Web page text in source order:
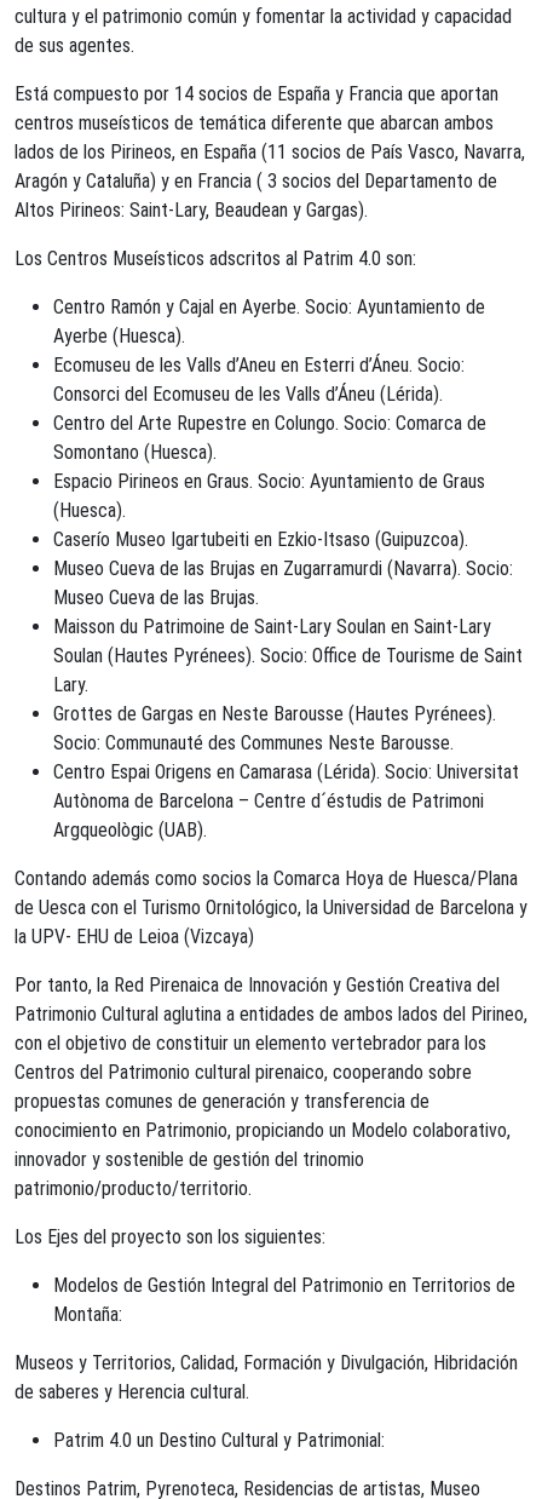
cultura y el patrimonio común y fomentar la actividad y capacidad
de sus agentes.
Está compuesto por 14 socios de España y Francia que aportan
centros museísticos de temática diferente que abarcan ambos
lados de los Pirineos, en España (11 socios de País Vasco, Navarra,
Aragón y Cataluña) y en Francia ( 3 socios del Departamento de
Altos Pirineos: Saint-Lary, Beaudean y Gargas).
Los Centros Museísticos adscritos al Patrim 4.0 son:
Centro Ramón y Cajal en Ayerbe. Socio: Ayuntamiento de
Ayerbe (Huesca).
Ecomuseu de les Valls d’Aneu en Esterri d’Áneu. Socio:
Consorci del Ecomuseu de les Valls d’Áneu (Lérida).
Centro del Arte Rupestre en Colungo. Socio: Comarca de
Somontano (Huesca).
Espacio Pirineos en Graus. Socio: Ayuntamiento de Graus
(Huesca).
Caserío Museo Igartubeiti en Ezkio-Itsaso (Guipuzcoa).
Museo Cueva de las Brujas en Zugarramurdi (Navarra). Socio:
Museo Cueva de las Brujas.
Maisson du Patrimoine de Saint-Lary Soulan en Saint-Lary
Soulan (Hautes Pyrénees). Socio: Office de Tourisme de Saint
Lary.
Grottes de Gargas en Neste Barousse (Hautes Pyrénees).
Socio: Communauté des Communes Neste Barousse.
Centro Espai Origens en Camarasa (Lérida). Socio: Universitat
Autònoma de Barcelona – Centre d´éstudis de Patrimoni
Argqueològic (UAB).
Contando además como socios la Comarca Hoya de Huesca/Plana
de Uesca con el Turismo Ornitológico, la Universidad de Barcelona y
la UPV- EHU de Leioa (Vizcaya)
Por tanto, la Red Pirenaica de Innovación y Gestión Creativa del
Patrimonio Cultural aglutina a entidades de ambos lados del Pirineo,
con el objetivo de constituir un elemento vertebrador para los
Centros del Patrimonio cultural pirenaico, cooperando sobre
propuestas comunes de generación y transferencia de
conocimiento en Patrimonio, propiciando un Modelo colaborativo,
innovador y sostenible de gestión del trinomio
patrimonio/producto/territorio.
Los Ejes del proyecto son los siguientes:
Modelos de Gestión Integral del Patrimonio en Territorios de
Montaña:
Museos y Territorios, Calidad, Formación y Divulgación, Hibridación
de saberes y Herencia cultural.
Patrim 4.0 un Destino Cultural y Patrimonial:
Destinos Patrim, Pyrenoteca, Residencias de artistas, Museo